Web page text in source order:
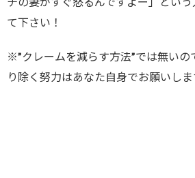
て下さい！
※”クレームを減らす方法”では無いの
り除く努力はあなた自身でお願いしま